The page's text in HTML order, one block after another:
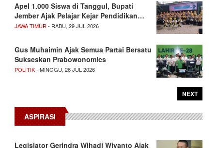
Apel 1.000 Siswa di Tanggul, Bupati
Jember Ajak Pelajar Kejar Pendidikan…
JAWA TIMUR - RABU, 29 JUL 2026
Gus Muhaimin Ajak Semua Partai Bersatu
Sukseskan Prabowonomics
POLITIK- MINGGU, 26 JUL 2026
NEXT
ASPIRASI
Legislator Gerindra Wihadi Wiyanto Ajak